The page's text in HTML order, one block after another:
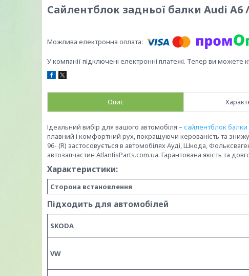
Сайлентблок задньої балки Audi A6 /
У компанії підключені електронні платежі. Тепер ви
Опис
Ідеальний вибір для вашого автомобіля – сайлентблок балки
плавний і комфортний рух, покращуючи керованість та
96- (R) застосовується в автомобілях Ауді, Шкода,
автозапчастин AtlantisParts.com.ua. Гарантована якість та
Характеристики:
Сторона встановлення
Підходить для автомобілей
SKODA
VW